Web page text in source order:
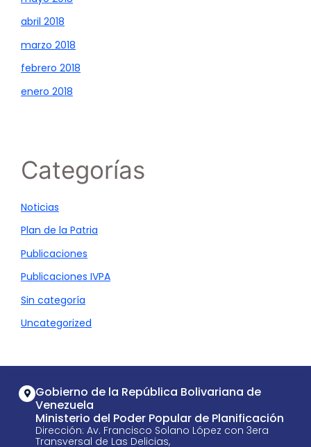
abril 2018
marzo 2018
febrero 2018
enero 2018
Categorías
Noticias
Plan de la Patria
Publicaciones
Publicaciones IVPA
Sin categoría
Uncategorized
Gobierno de la República Bolivariana de
Venezuela
Ministerio del Poder Popular de Planificación
Dirección: Av. Francisco Solano López con 3era
Transversal de Las Delicias,